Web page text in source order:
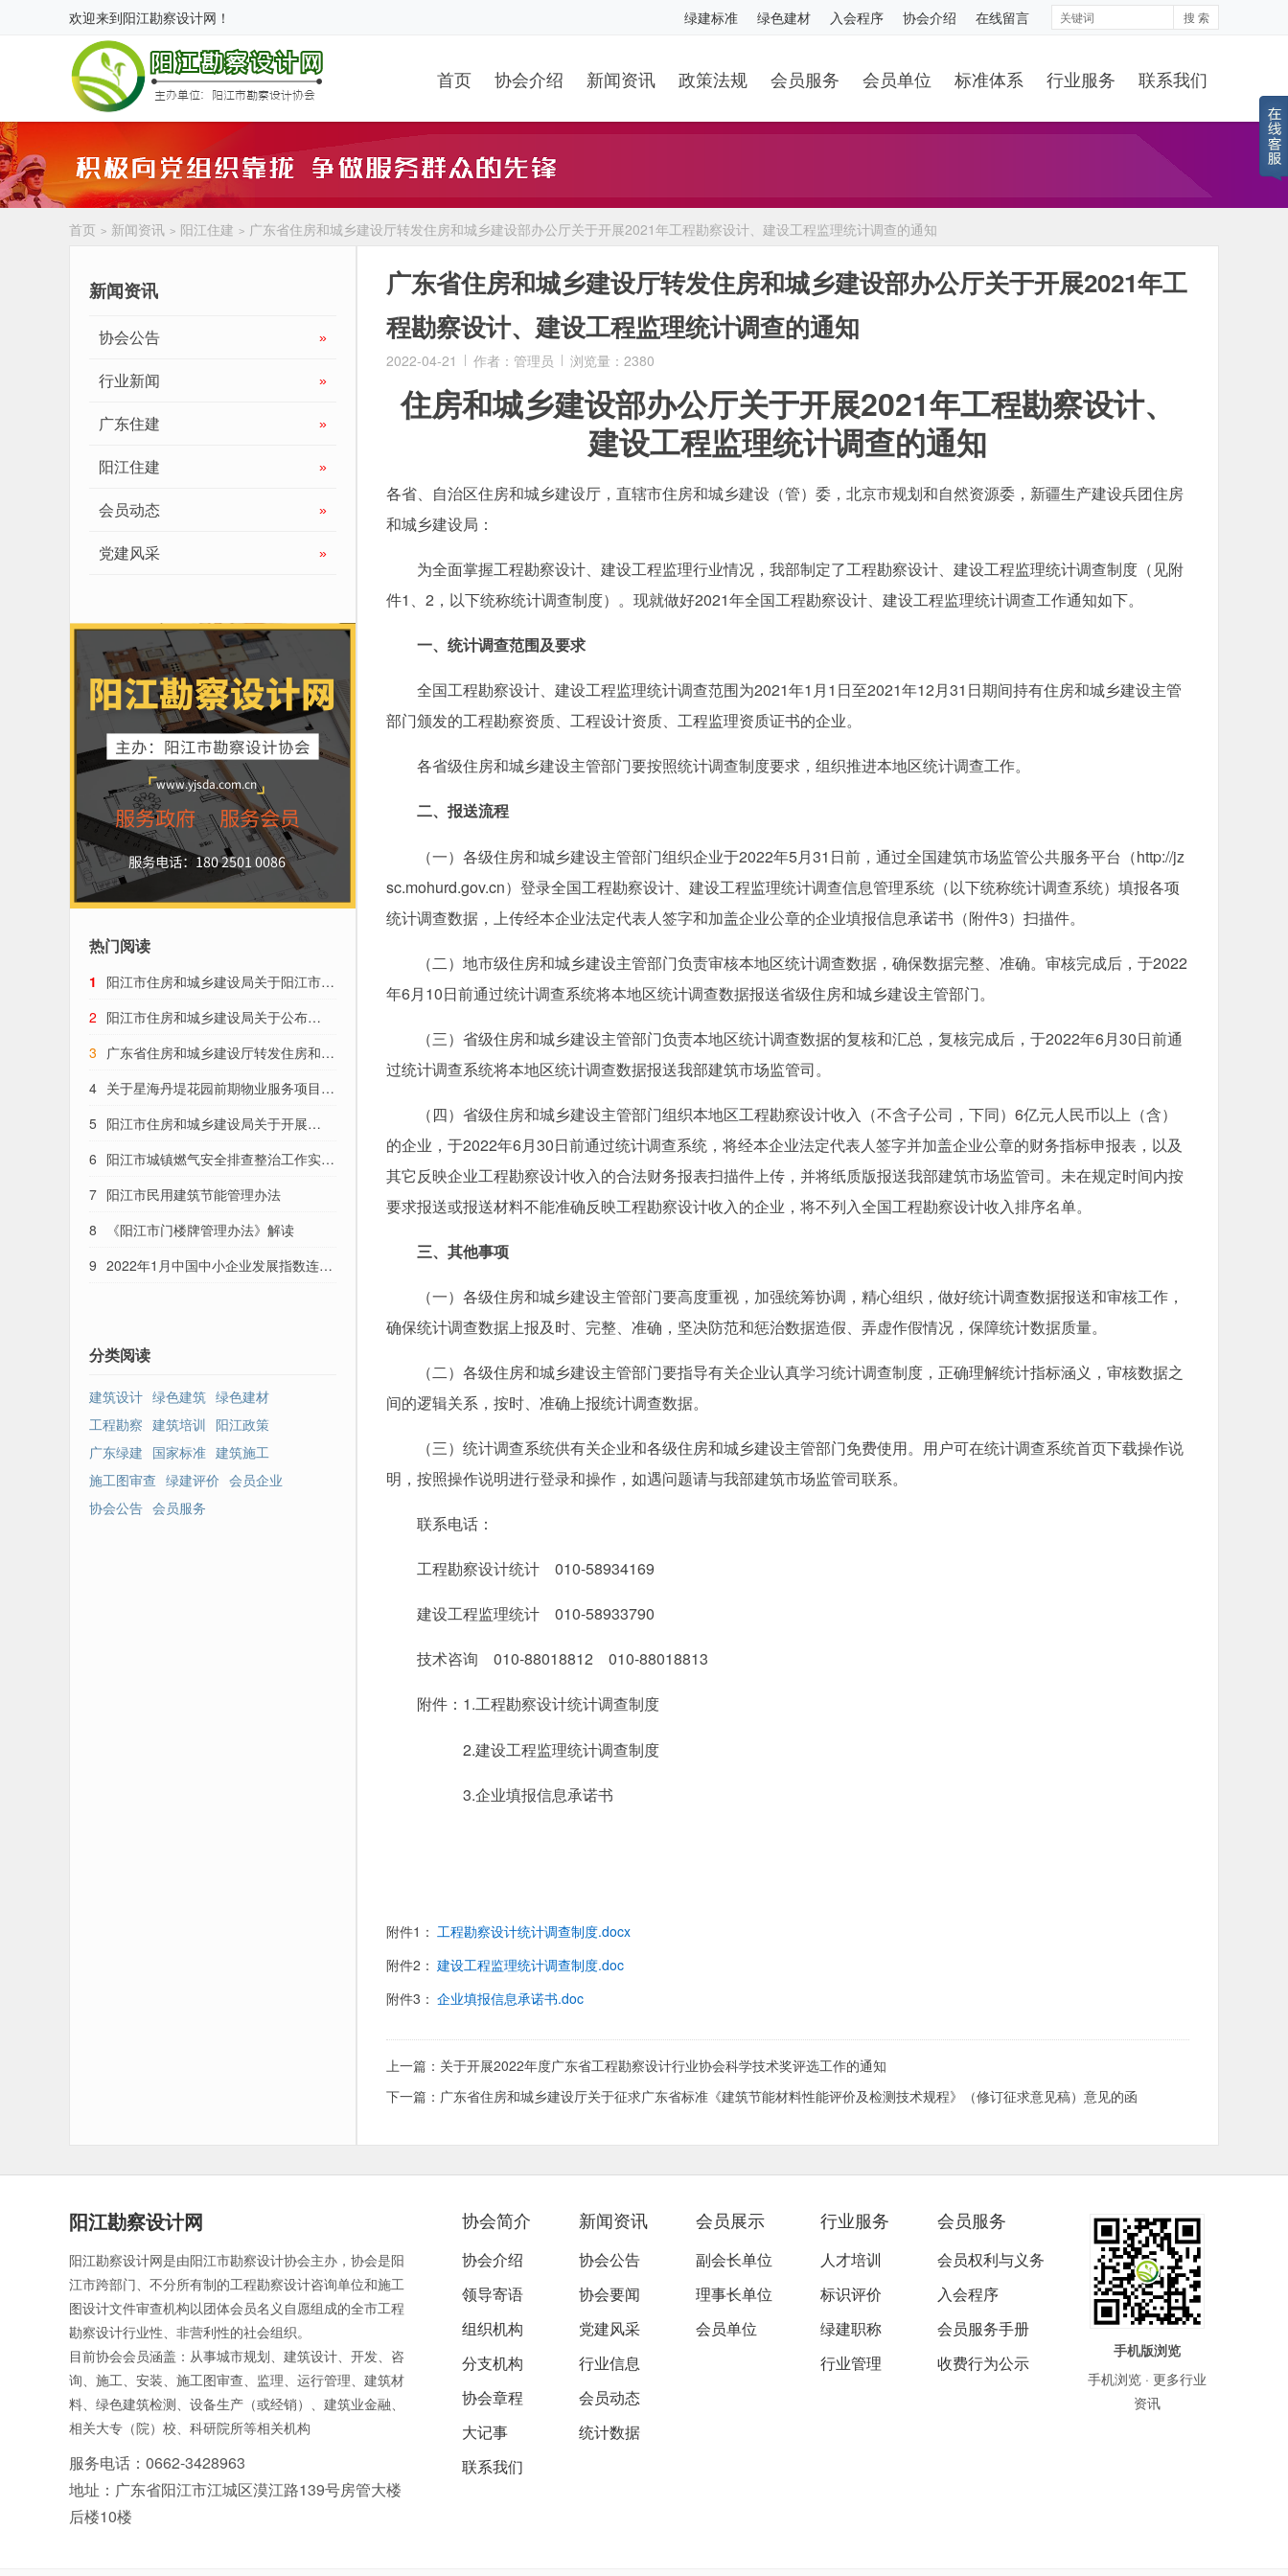
绿建标准 绿色建材 入会程序 协会介绍 在线留言
欢迎来到阳江勘察设计网 ！ 搜 索
首页 协会介绍 新闻资讯 政策法规 会员服务 会员单位 标准体系 行业服务 联系我们
首页 > 新闻资讯 > 阳江住建 > 广东省住房和城乡建设厅转发住房和城乡建设部办公厅关于开展2021年工程勘察设计、建设工程监理统计调查的通知
广东省住房和城乡建设厅转发住房和城乡建设部办公厅关于开展2021年工
程勘察设计、建设工程监理统计调查的通知
2022-04-21 作者：管理员 浏览量：2380
住房和城乡建设部办公厅关于开展2021年工程勘察设计、
建设工程监理统计调查的通知
各省、自治区住房和城乡建设厅，直辖市住房和城乡建设（管）委，北京市规划和自然资源委，新疆生产建设兵团住房
和城乡建设局：
为全面掌握工程勘察设计、建设工程监理行业情况，我部制定了工程勘察设计、建设工程监理统计调查制度（见附
件1、2，以下统称统计调查制度）。现就做好2021年全国工程勘察设计、建设工程监理统计调查工作通知如下。
一、统计调查范围及要求
全国工程勘察设计、建设工程监理统计调查范围为2021年1月1日至2021年12月31日期间持有住房和城乡建设主管
部门颁发的工程勘察资质、工程设计资质、工程监理资质证书的企业。
各省级住房和城乡建设主管部门要按照统计调查制度要求，组织推进本地区统计调查工作。
二、报送流程
（一）各级住房和城乡建设主管部门组织企业于2022年5月31日前，通过全国建筑市场监管公共服务平台（http://jz
sc.mohurd.gov.cn）登录全国工程勘察设计、建设工程监理统计调查信息管理系统（以下统称统计调查系统）填报各项
统计调查数据，上传经本企业法定代表人签字和加盖企业公章的企业填报信息承诺书（附件3）扫描件。
（二）地市级住房和城乡建设主管部门负责审核本地区统计调查数据，确保数据完整、准确。审核完成后，于2022
年6月10日前通过统计调查系统将本地区统计调查数据报送省级住房和城乡建设主管部门。
（三）省级住房和城乡建设主管部门负责本地区统计调查数据的复核和汇总，复核完成后，于2022年6月30日前通
过统计调查系统将本地区统计调查数据报送我部建筑市场监管司。
（四）省级住房和城乡建设主管部门组织本地区工程勘察设计收入（不含子公司，下同）6亿元人民币以上（含）
的企业，于2022年6月30日前通过统计调查系统，将经本企业法定代表人签字并加盖企业公章的财务指标申报表，以及
其它反映企业工程勘察设计收入的合法财务报表扫描件上传，并将纸质版报送我部建筑市场监管司。未在规定时间内按
要求报送或报送材料不能准确反映工程勘察设计收入的企业，将不列入全国工程勘察设计收入排序名单。
三、其他事项
（一）各级住房和城乡建设主管部门要高度重视，加强统筹协调，精心组织，做好统计调查数据报送和审核工作，
确保统计调查数据上报及时、完整、准确，坚决防范和惩治数据造假、弄虚作假情况，保障统计数据质量。
（二）各级住房和城乡建设主管部门要指导有关企业认真学习统计调查制度，正确理解统计指标涵义，审核数据之
间的逻辑关系，按时、准确上报统计调查数据。
（三）统计调查系统供有关企业和各级住房和城乡建设主管部门免费使用。用户可在统计调查系统首页下载操作说
明，按照操作说明进行登录和操作，如遇问题请与我部建筑市场监管司联系。
联系电话：
工程勘察设计统计 010-58934169
建设工程监理统计 010-58933790
技术咨询 010-88018812 010-88018813
附件：1.工程勘察设计统计调查制度
2.建设工程监理统计调查制度
3.企业填报信息承诺书
附件1： 工程勘察设计统计调查制度.docx
附件2： 建设工程监理统计调查制度.doc
附件3： 企业填报信息承诺书.doc
上一篇： 关于开展2022年度广东省工程勘察设计行业协会科学技术奖评选工作的通知
下一篇： 广东省住房和城乡建设厅关于征求广东省标准《建筑节能材料性能评价及检测技术规程》（修订征求意见稿）意见的函
新闻资讯
协会公告 »
行业新闻 »
广东住建 »
阳江住建 »
会员动态 »
党建风采 »
热门阅读
1
阳江市住房和城乡建设局关于阳江市
2022年绿色社区名单的公示
2 阳江市住房和城乡建设局关于公布
2021年度阳江市市区住宅工程预算造价参
考指标信息的通知
3 广东省住房和城乡建设厅转发住房和城
乡建设部办公厅关于开展2021年工程勘察
设计、建设工程监理统计调查的通知
4 关于星海丹堤花园前期物业服务项目招
标投标结果的公示
5 阳江市住房和城乡建设局关于开展
2021年度阳江市绿色建筑、装配式建筑发
展工作检查的通知
6 阳江市城镇燃气安全排查整治工作实施
方案
7 阳江市民用建筑节能管理办法
8
《阳江市门楼牌管理办法》解读
9 2022年1月中国中小企业发展指数连续
分类阅读
建筑设计 绿色建筑 绿色建材
工程勘察 建筑培训 阳江政策
广东绿建 国家标准 建筑施工
施工图审查 绿建评价 会员企业
协会公告 会员服务
阳江勘察设计网
阳江勘察设计网是由阳江市勘察设计协会主办，协会是阳
江市跨部门、不分所有制的工程勘察设计咨询单位和施工
图设计文件审查机构以团体会员名义自愿组成的全市工程
勘察设计行业性、非营利性的社会组织。
目前协会会员涵盖：从事城市规划、建筑设计、开发、咨
询、施工、安装、施工图审查、监理、运行管理、建筑材
料、绿色建筑检测、设备生产（或经销）、建筑业金融、
相关大专（院）校、科研院所等相关机构
服务电话：0662-3428963
地址：广东省阳江市江城区漠江路139号房管大楼
后楼10楼
协会简介
协会介绍
领导寄语
组织机构
分支机构
协会章程
大记事
联系我们
新闻资讯
协会公告
协会要闻
党建风采
行业信息
会员动态
统计数据
会员展示
副会长单位
理事长单位
会员单位
行业服务
人才培训
标识评价
绿建职称
行业管理
会员服务
会员权利与义务
入会程序
会员服务手册
收费行为公示
手机版浏览
手机浏览 · 更多行业
资讯